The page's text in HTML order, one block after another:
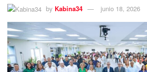
by Kabina34 junio 18, 2026